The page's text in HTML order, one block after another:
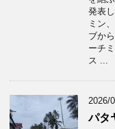
発表
ミン
ブか
ーチ
ス ...
2026/
パタ